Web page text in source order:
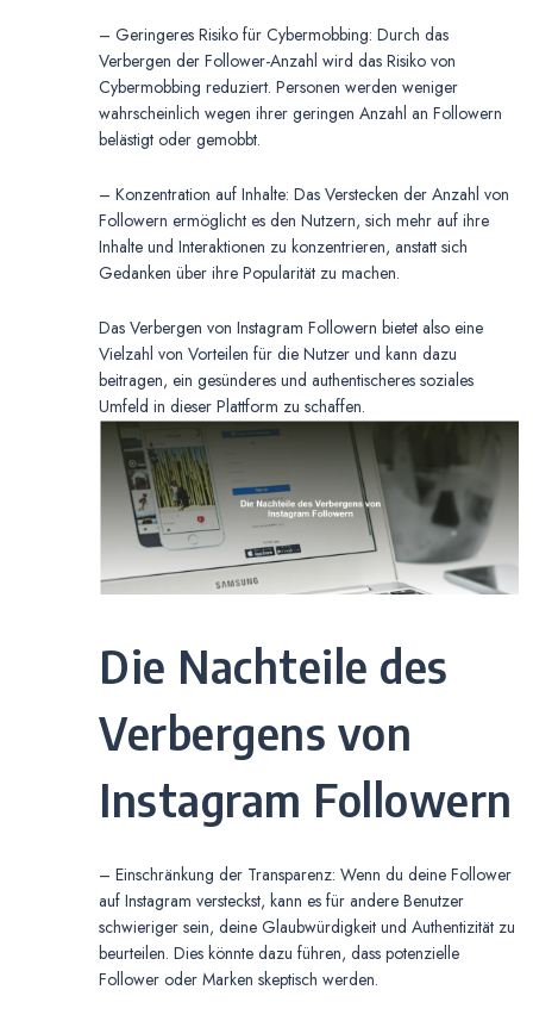
– Geringeres Risiko für Cybermobbing: Durch das
Verbergen der Follower-Anzahl wird das Risiko von
Cybermobbing reduziert. Personen werden weniger
wahrscheinlich wegen ihrer geringen Anzahl an Followern
belästigt oder gemobbt.
– Konzentration auf Inhalte: Das Verstecken der Anzahl von
Followern ermöglicht es den Nutzern, sich mehr auf ihre
Inhalte und Interaktionen zu konzentrieren, anstatt sich
Gedanken über ihre Popularität zu machen.
Das Verbergen von Instagram Followern bietet also eine
Vielzahl von Vorteilen für die Nutzer und kann dazu
beitragen, ein gesünderes und authentischeres soziales
Umfeld in dieser Plattform zu schaffen.
Die Nachteile des
Verbergens von
Instagram Followern
– Einschränkung der Transparenz: Wenn du deine Follower
auf Instagram versteckst, kann es für andere Benutzer
schwieriger sein, deine Glaubwürdigkeit und Authentizität zu
beurteilen. Dies könnte dazu führen, dass potenzielle
Follower oder Marken skeptisch werden.